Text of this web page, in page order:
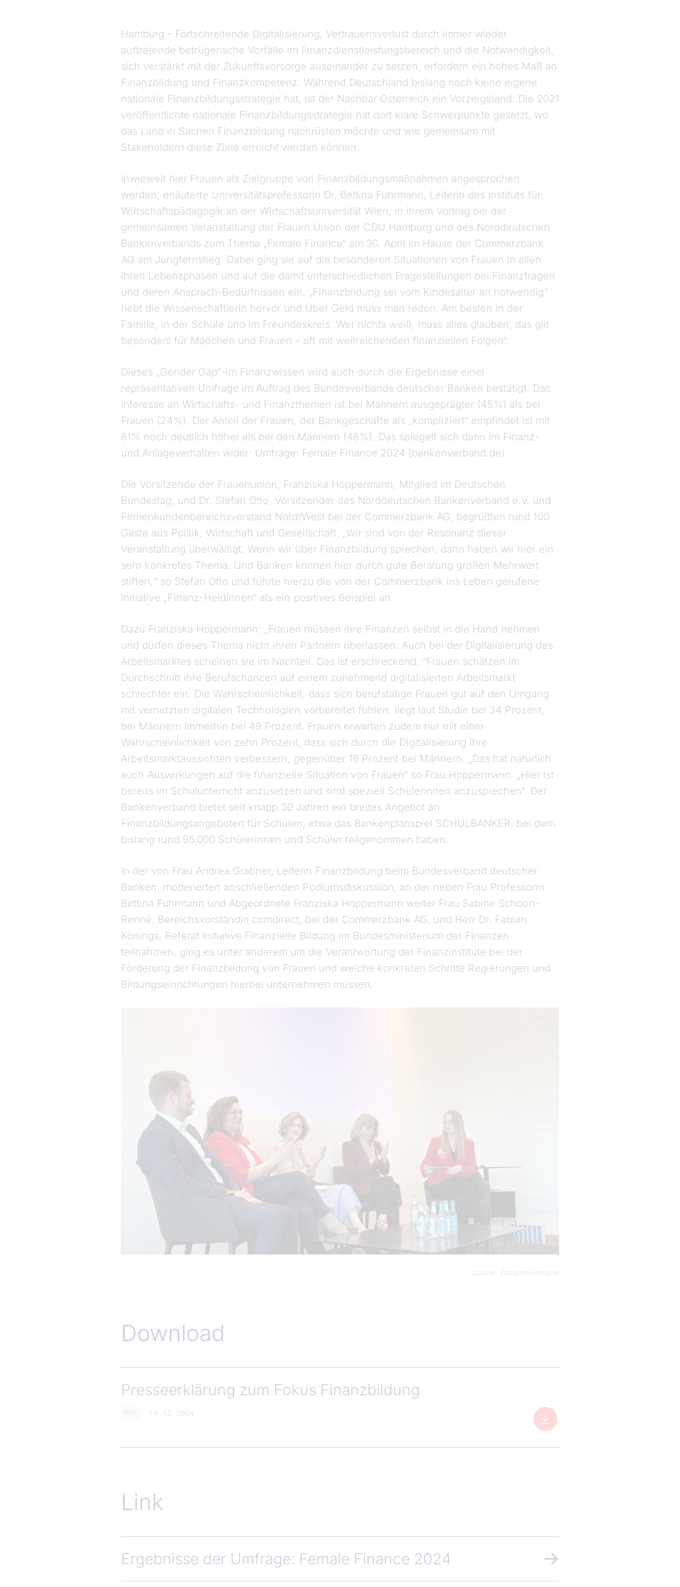
Hamburg - Fortschreitende Digitalisierung, Vertrauensverlust durch immer wieder
auftretende betrügerische Vorfälle im Finanzdienstleistungsbereich und die Notwendigkeit,
sich verstärkt mit der Zukunftsvorsorge auseinander zu setzen, erfordern ein hohes Maß an
Finanzbildung und Finanzkompetenz. Während Deutschland bislang noch keine eigene
nationale Finanzbildungsstrategie hat, ist der Nachbar Österreich ein Vorzeigeland: Die 2021
veröffentlichte nationale Finanzbildungsstrategie hat dort klare Schwerpunkte gesetzt, wo
das Land in Sachen Finanzbildung nachrüsten möchte und wie gemeinsam mit
Stakeholdern diese Ziele erreicht werden können.
Inwieweit hier Frauen als Zielgruppe von Finanzbildungsmaßnahmen angesprochen
werden, erläuterte Universitätsprofessorin Dr. Bettina Fuhrmann, Leiterin des Instituts für
Wirtschaftspädagogik an der Wirtschaftsuniversität Wien, in ihrem Vortrag bei der
gemeinsamen Veranstaltung der Frauen Union der CDU Hamburg und des Norddeutschen
Bankenverbands zum Thema „Female Finance“ am 30. April im Hause der Commerzbank
AG am Jungfernstieg. Dabei ging sie auf die besonderen Situationen von Frauen in allen
ihren Lebensphasen und auf die damit unterschiedlichen Fragestellungen bei Finanzfragen
und deren Ansprach-Bedürfnissen ein. „Finanzbildung sei vom Kindesalter an notwendig“
hebt die Wissenschaftlerin hervor und Über Geld muss man reden. Am besten in der
Familie, in der Schule und im Freundeskreis. Wer nichts weiß, muss alles glauben, das gilt
besonders für Mädchen und Frauen – oft mit weitreichenden finanziellen Folgen“.
Dieses „Gender Gap“-im Finanzwissen wird auch durch die Ergebnisse einer
repräsentativen Umfrage im Auftrag des Bundesverbands deutscher Banken bestätigt. Das
Interesse an Wirtschafts- und Finanzthemen ist bei Männern ausgeprägter (45%) als bei
Frauen (24%). Der Anteil der Frauen, der Bankgeschäfte als „kompliziert“ empfindet ist mit
61% noch deutlich höher als bei den Männern (46%). Das spiegelt sich dann im Finanz-
und Anlageverhalten wider: Umfrage: Female Finance 2024 (bankenverband.de).
Die Vorsitzende der Frauenunion, Franziska Hoppermann, Mitglied im Deutschen
Bundestag, und Dr. Stefan Otto, Vorsitzender des Norddeutschen Bankenverband e.V. und
Firmenkundenbereichsvorstand Nord/West bei der Commerzbank AG, begrüßten rund 100
Gäste aus Politik, Wirtschaft und Gesellschaft. „Wir sind von der Resonanz dieser
Veranstaltung überwältigt. Wenn wir über Finanzbildung sprechen, dann haben wir hier ein
sehr konkretes Thema. Und Banken können hier durch gute Beratung großen Mehrwert
stiften,“ so Stefan Otto und führte hierzu die von der Commerzbank ins Leben gerufene
Initiative „Finanz-Heldinnen“ als ein positives Beispiel an.
Dazu Franziska Hoppermann: „Frauen müssen ihre Finanzen selbst in die Hand nehmen
und dürfen dieses Thema nicht ihren Partnern überlassen. Auch bei der Digitalisierung des
Arbeitsmarktes scheinen sie im Nachteil. Das ist erschreckend. “Frauen schätzen im
Durchschnitt ihre Berufschancen auf einem zunehmend digitalisierten Arbeitsmarkt
schlechter ein: Die Wahrscheinlichkeit, dass sich berufstätige Frauen gut auf den Umgang
mit vernetzten digitalen Technologien vorbereitet fühlen, liegt laut Studie bei 34 Prozent,
bei Männern immerhin bei 49 Prozent. Frauen erwarten zudem nur mit einer
Wahrscheinlichkeit von zehn Prozent, dass sich durch die Digitalisierung ihre
Arbeitsmarktaussichten verbessern, gegenüber 18 Prozent bei Männern. „Das hat natürlich
auch Auswirkungen auf die finanzielle Situation von Frauen“ so Frau Hoppermann. „Hier ist
bereits im Schulunterricht anzusetzen und sind speziell Schülerinnen anzusprechen“. Der
Bankenverband bietet seit knapp 30 Jahren ein breites Angebot an
Finanzbildungsangeboten für Schulen, etwa das Bankenplanspiel SCHULBANKER, bei dem
bislang rund 95.000 Schülerinnen und Schüler teilgenommen haben.
In der von Frau Andrea Grabner, Leiterin Finanzbildung beim Bundesverband deutscher
Banken, moderierten anschließenden Podiumsdiskussion, an der neben Frau Professorin
Bettina Fuhrmann und Abgeordnete Franziska Hoppermann weiter Frau Sabine Schoon-
Renné, Bereichsvorständin comdirect, bei der Commerzbank AG, und Herr Dr. Fabian
Könings, Referat Initiative Finanzielle Bildung im Bundesministerium der Finanzen
teilnahmen, ging es unter anderem um die Verantwortung der Finanzinstitute bei der
Förderung der Finanzbildung von Frauen und welche konkreten Schritte Regierungen und
Bildungseinrichtungen hierbei unternehmen müssen.
Quelle Bankenverband
Download
Presseerklärung zum Fokus Finanzbildung
18.12.2024
Link
Ergebnisse der Umfrage: Female Finance 2024